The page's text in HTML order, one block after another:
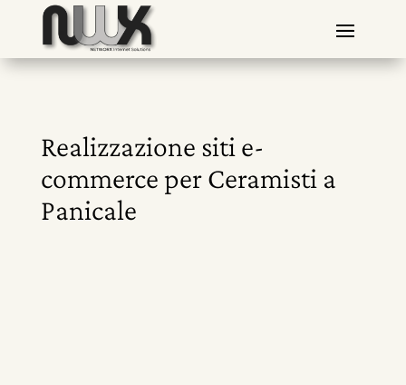
Realizzazione siti e-
commerce per Ceramisti a
Panicale